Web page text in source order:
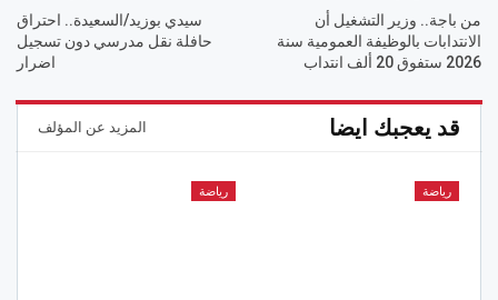
من باجة.. وزير التشغيل أن
الانتدابات بالوظيفة العمومية سنة
2026 ستفوق 20 ألف انتداب
سيدي بوزيد/السعيدة.. احتراق
حافلة نقل مدرسي دون تسجيل
اضرار
قد يعجبك ايضا المزيد عن المؤلف
رياضة رياضة